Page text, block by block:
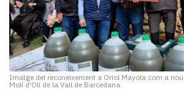
Imatge del reconeixement a Oriol Mayola com a
Molí d'Oli de la Vall de Barcedana